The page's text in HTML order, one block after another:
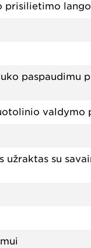
prisilietimo
paspaudimu
valdymo
su